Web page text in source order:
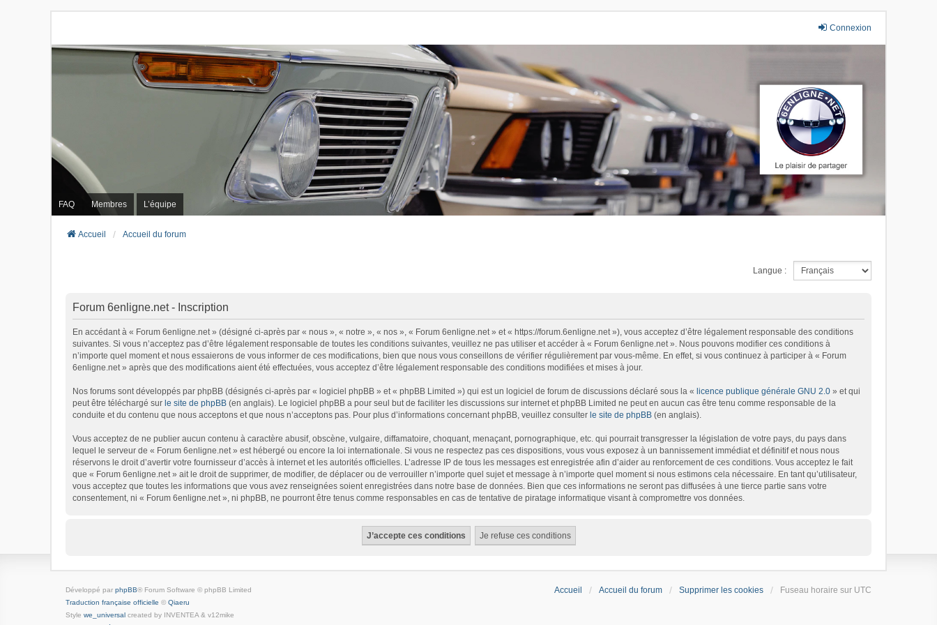
Connexion
FAQ Membres L’équipe
Accueil Accueil du forum
Langue :
Forum 6enligne.net - Inscription
En accédant à « Forum 6enligne.net » (désigné ci-après par « nous », « notre », « nos », « Forum 6enligne.net » et « https://forum.6enligne.net »), vous acceptez d’être légalement responsable des conditions
suivantes. Si vous n’acceptez pas d’être légalement responsable de toutes les conditions suivantes, veuillez ne pas utiliser et accéder à « Forum 6enligne.net ». Nous pouvons modifier ces conditions à
n’importe quel moment et nous essaierons de vous informer de ces modifications, bien que nous vous conseillons de vérifier régulièrement par vous-même. En effet, si vous continuez à participer à « Forum
6enligne.net » après que des modifications aient été effectuées, vous acceptez d’être légalement responsable des conditions modifiées et mises à jour.
Nos forums sont développés par phpBB (désignés ci-après par « logiciel phpBB » et « phpBB Limited ») qui est un logiciel de forum de discussions déclaré sous la « licence publique générale GNU 2.0 » et qui
peut être téléchargé sur le site de phpBB (en anglais). Le logiciel phpBB a pour seul but de faciliter les discussions sur internet et phpBB Limited ne peut en aucun cas être tenu comme responsable de la
conduite et du contenu que nous acceptons et que nous n’acceptons pas. Pour plus d’informations concernant phpBB, veuillez consulter le site de phpBB (en anglais).
Vous acceptez de ne publier aucun contenu à caractère abusif, obscène, vulgaire, diffamatoire, choquant, menaçant, pornographique, etc. qui pourrait transgresser la législation de votre pays, du pays dans
lequel le serveur de « Forum 6enligne.net » est hébergé ou encore la loi internationale. Si vous ne respectez pas ces dispositions, vous vous exposez à un bannissement immédiat et définitif et nous nous
réservons le droit d’avertir votre fournisseur d’accès à internet et les autorités officielles. L’adresse IP de tous les messages est enregistrée afin d’aider au renforcement de ces conditions. Vous acceptez le fait
que « Forum 6enligne.net » ait le droit de supprimer, de modifier, de déplacer ou de verrouiller n’importe quel sujet et message à n’importe quel moment si nous estimons cela nécessaire. En tant qu’utilisateur,
vous acceptez que toutes les informations que vous avez renseignées soient enregistrées dans notre base de données. Bien que ces informations ne seront pas diffusées à une tierce partie sans votre
consentement, ni « Forum 6enligne.net », ni phpBB, ne pourront être tenus comme responsables en cas de tentative de piratage informatique visant à compromettre vos données.
Accueil Accueil du forum Supprimer les cookies Fuseau horaire sur UTC
Développé par phpBB® Forum Software © phpBB Limited
Traduction française officielle © Qiaeru
Style we_universal created by INVENTEA & v12mike